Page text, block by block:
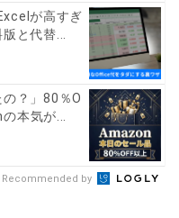
が高すぎ
と代替...
の？」80％O
本気が...
Recommended by